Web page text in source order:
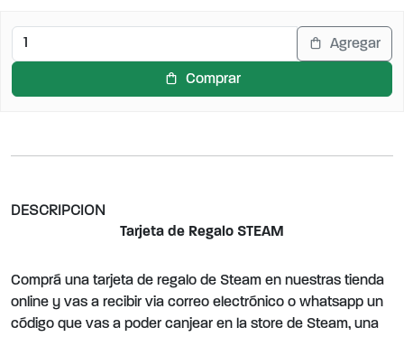
Agregar
Comprar
DESCRIPCION
Tarjeta de Regalo STEAM
Comprá una tarjeta de regalo de Steam en nuestras tienda
online y vas a recibir via correo electrónico o whatsapp un
código que vas a poder canjear en la store de Steam, una